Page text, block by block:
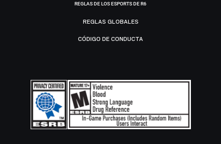
REGLAS DE LOS ESPORTS DE R6
REGLAS GLOBALES
CÓDIGO DE CONDUCTA